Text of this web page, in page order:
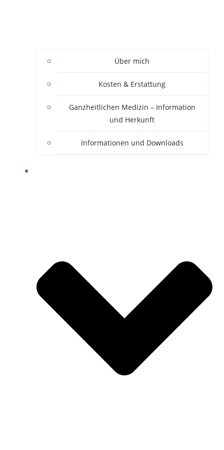
Über mich
Kosten & Erstattung
Ganzheitlichen Medizin – Information
und Herkunft
Informationen und Downloads